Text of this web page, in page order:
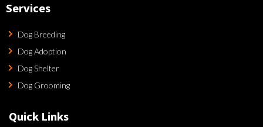
Services
Dog Breeding
Dog Adoption
Dog Shelter
Dog Grooming
Quick Links